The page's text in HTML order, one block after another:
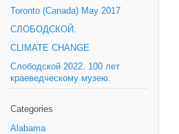
Toronto (Canada) May 2017
СЛОБОДСКОЙ.
CLIMATE CHANGE
Слободской 2022. 100 лет
краеведческому музею.
Categories
Alabama